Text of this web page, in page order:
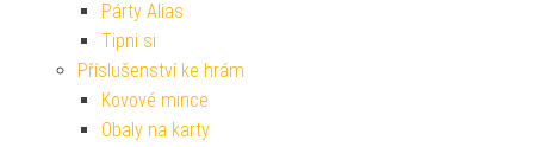
Párty Alias
Tipni si
Příslušenství ke hrám
Kovové mince
Obaly na karty